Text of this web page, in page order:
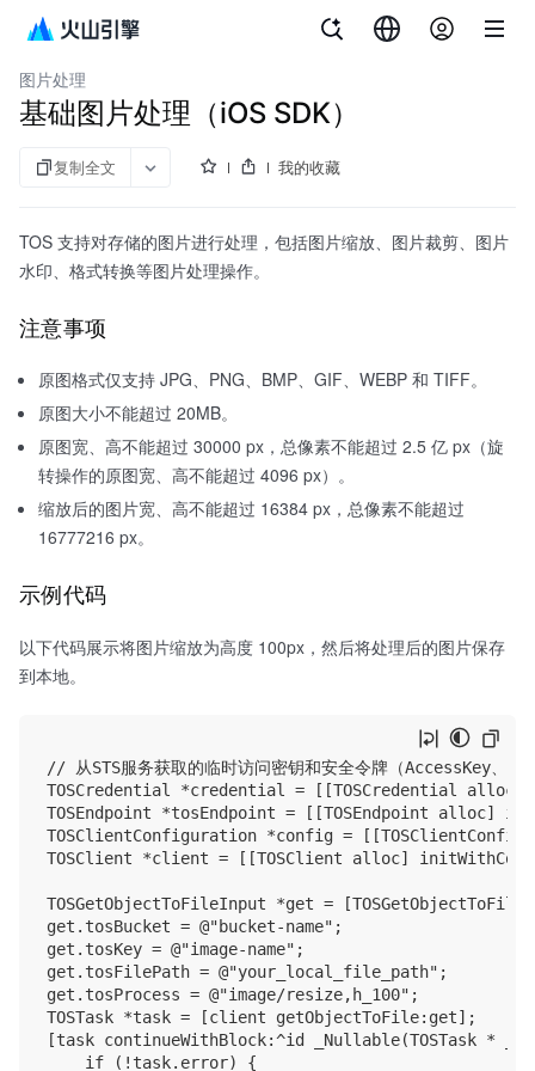
对象存储
图片处理
基础图片处理（iOS SDK）
复制全文 我的收藏
TOS 支持对存储的图片进行处理，包括图片缩放、图片裁剪、图片
水印、格式转换等图片处理操作。
注意事项
原图格式仅支持 JPG、PNG、BMP、GIF、WEBP 和 TIFF。
原图大小不能超过 20MB。
原图宽、高不能超过 30000 px，总像素不能超过 2.5 亿 px（旋
转操作的原图宽、高不能超过 4096 px）。
缩放后的图片宽、高不能超过 16384 px，总像素不能超过
16777216 px。
示例代码
以下代码展示将图片缩放为高度 100px，然后将处理后的图片保存
到本地。
// 从STS服务获取的临时访问密钥和安全令牌（AccessKey、
TOSCredential *credential = [[TOSCredential alloc]
TOSEndpoint *tosEndpoint = [[TOSEndpoint alloc]
TOSClientConfiguration *config =
TOSClient *client = [[TOSClient alloc]
TOSGetObjectToFileInput *get =
get.tosBucket = @"bucket-name";
get.tosKey = @"image-name";
get.tosFilePath = @"your_local_file_path";
get.tosProcess = @"image/resize,h_100";
TOSTask *task = [client getObjectToFile:get];
[task continueWithBlock:^id _Nullable(TOSTask *
    if (!task.error) {